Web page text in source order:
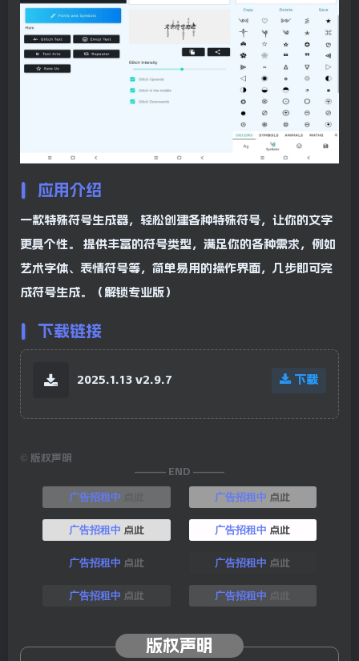
应用介绍
一款特殊符号生成器，轻松创建各种特殊符号，让你的文字
更具个性。 提供丰富的符号类型，满足你的各种需求，例如
艺术字体、表情符号等，简单易用的操作界面，几步即可完
成符号生成。（解锁专业版）
下载链接
2025.1.13 v2.9.7 下载
© 版权声明
——— END ———
广告招租中 广告招租中 点此
广告招租中 点此 广告招租中 点此
广告招租中 点此 广告招租中 点此
广告招租中 点此 广告招租中
版权声明